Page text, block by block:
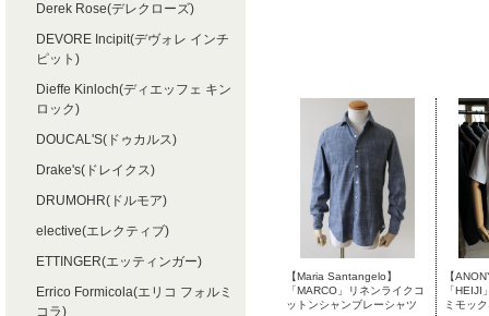
【Maria Santangelo】
「MARCO」リネンライクコ
ットンシャンブレーシャツ
【
「HEIJI
ミモッ
Derek Rose(デレクローズ)
DEVORE Incipit(デヴォレ インチ
ピット)
Dieffe Kinloch(ディエッフェ キン
ロック)
DOUCAL'S(ドゥカルス)
Drake's(ドレイクス)
DRUMOHR(ドルモア)
elective(エレクティブ)
ETTINGER(エッティンガー)
Errico Formicola(エリコ フォルミ
コラ)